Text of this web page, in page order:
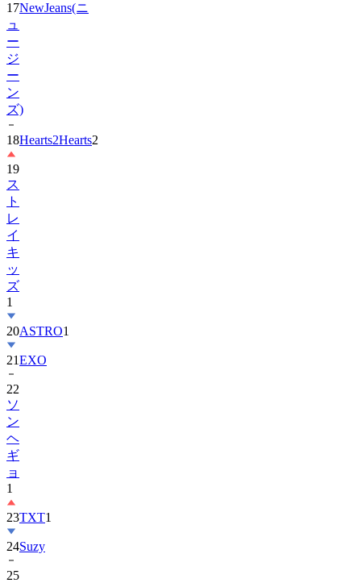
17NewJeans(ニ
ュ
ー
ジ
ー
ン
ズ)
18Hearts2Hearts2
19
ス
ト
レ
イ
キ
ッ
ズ
1
20ASTRO1
21EXO
22
ソ
ン
ヘ
ギ
ョ
1
23TXT1
24Suzy
25